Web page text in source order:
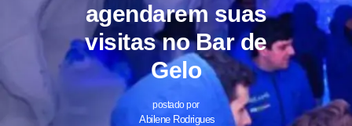
agendarem suas
visitas no Bar de
Gelo
postado por
Abilene Rodrigues